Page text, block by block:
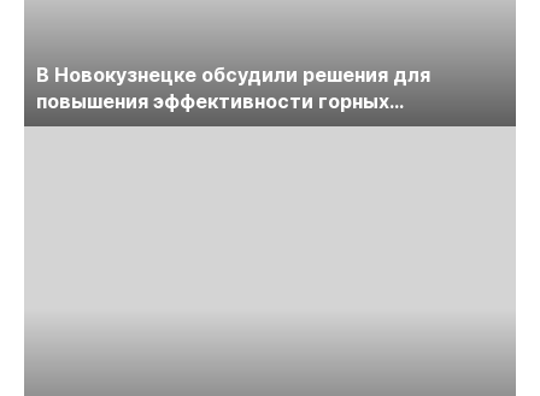
В Новокузнецке обсудили решения для
повышения эффективности горных
предприятий